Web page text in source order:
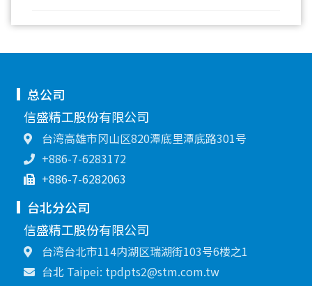
总公司
信盛精工股份有限公司
台湾高雄市冈山区820潭底里潭底路301号
+886-7-6283172
+886-7-6282063
台北分公司
信盛精工股份有限公司
台湾台北市114内湖区瑞湖街103号6楼之1
台北 Taipei: tpdpts2@stm.com.tw